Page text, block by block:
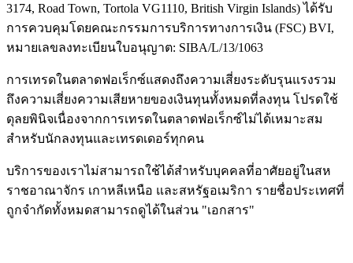
3174, Road Town, Tortola VG1110, British Virgin Islands) ได้รับ
การควบคุมโดยคณะกรรมการบริการทางการเงิน (FSC) BVI,
หมายเลขลงทะเบียนใบอนุญาต: SIBA/L/13/1063
การเทรดในตลาดฟอเร็กซ์แสดงถึงความเสี่ยงระดับรุนแรงรวม
ถึงความเสี่ยงความเสียหายของเงินทุนทั้งหมดที่ลงทุน โปรดใช้
ดุลยพินิจเนื่องจากการเทรดในตลาดฟอเร็กซ์ไม่ได้เหมาะสม
สำหรับนักลงทุนและเทรดเดอร์ทุกคน
บริการของเราไม่สามารถใช้ได้สำหรับบุคคลที่อาศัยอยู่ในสห
ราชอาณาจักร เกาหลีเหนือ และสหรัฐอเมริกา รายชื่อประเทศที่
ถูกจำกัดทั้งหมดสามารถดูได้ในส่วน "เอกสาร"